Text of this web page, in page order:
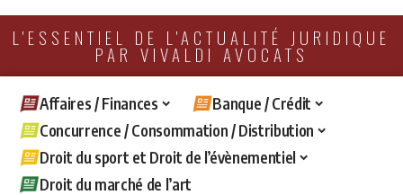
L'ESSENTIEL DE L'ACTUALITÉ JURIDIQUE
PAR VIVALDI AVOCATS
Affaires / Finances
Banque / Crédit
Concurrence / Consommation / Distribution
Droit du sport et Droit de l’évènementiel
Droit du marché de l’art